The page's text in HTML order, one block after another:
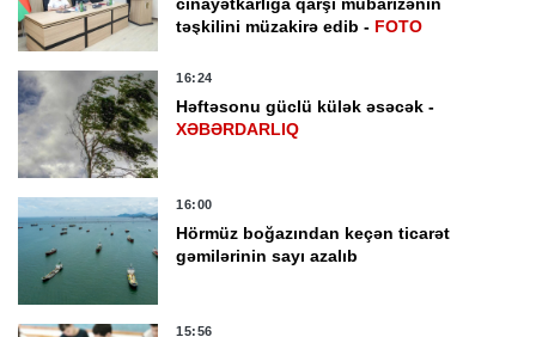
təşkilini müzakirə edib - FOTO
16:24
Həftəsonu güclü külək əsəcək -
XƏBƏRDARLIQ
16:00
Hörmüz boğazından keçən ticarət
gəmilərinin sayı azalıb
15:56